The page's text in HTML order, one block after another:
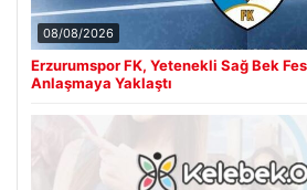
08/08/2026
Erzurumspor FK, Yetenekli Sağ Bek
Anlaşmaya Yaklaştı